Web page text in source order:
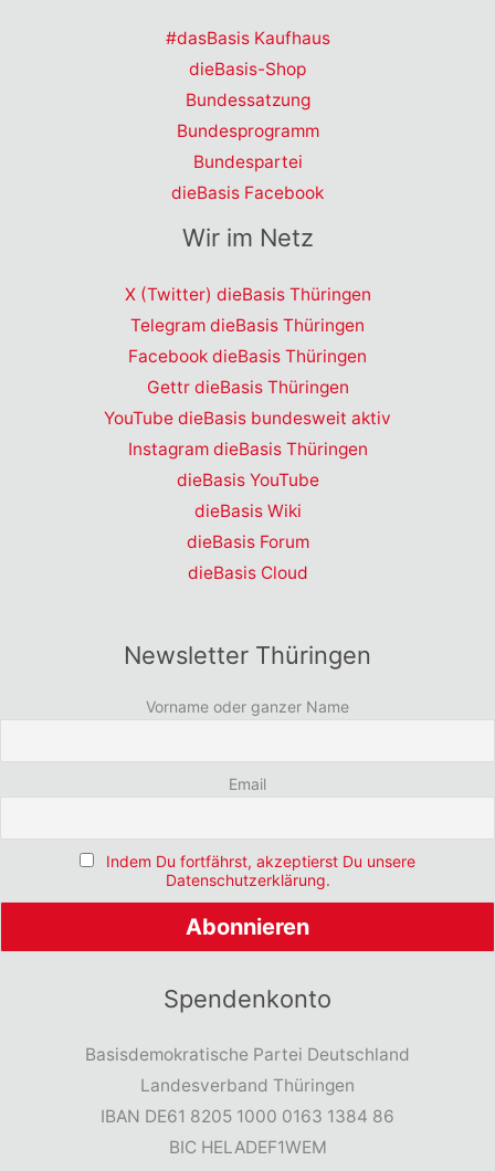
#dasBasis Kaufhaus
dieBasis-Shop
Bundessatzung
Bundesprogramm
Bundespartei
dieBasis Facebook
Wir im Netz
X (Twitter) dieBasis Thüringen
Telegram dieBasis Thüringen
Facebook dieBasis Thüringen
Gettr dieBasis Thüringen
YouTube dieBasis bundesweit aktiv
Instagram dieBasis Thüringen
dieBasis YouTube
dieBasis Wiki
dieBasis Forum
dieBasis Cloud
Newsletter Thüringen
Vorname oder ganzer Name
Email
Indem Du fortfährst, akzeptierst Du unsere
Datenschutzerklärung.
Spendenkonto
Basisdemokratische Partei Deutschland
Landesverband Thüringen
IBAN DE61 8205 1000 0163 1384 86
BIC HELADEF1WEM